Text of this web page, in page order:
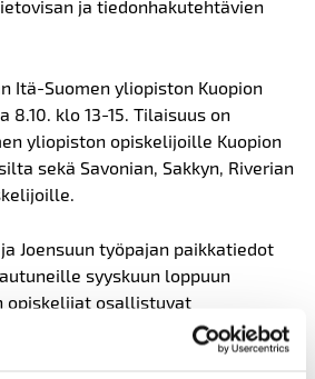
ja tiedonhakutehtävien
Itä-Suomen yliopiston Kuopion
klo 13-15. Tilaisuus on
yliopiston opiskelijoille Kuopion
sekä Savonian, Sakkyn, Riverian
Joensuun työpajan paikkatiedot
syyskuun loppuun
opiskelijat osallistuvat
etänä.